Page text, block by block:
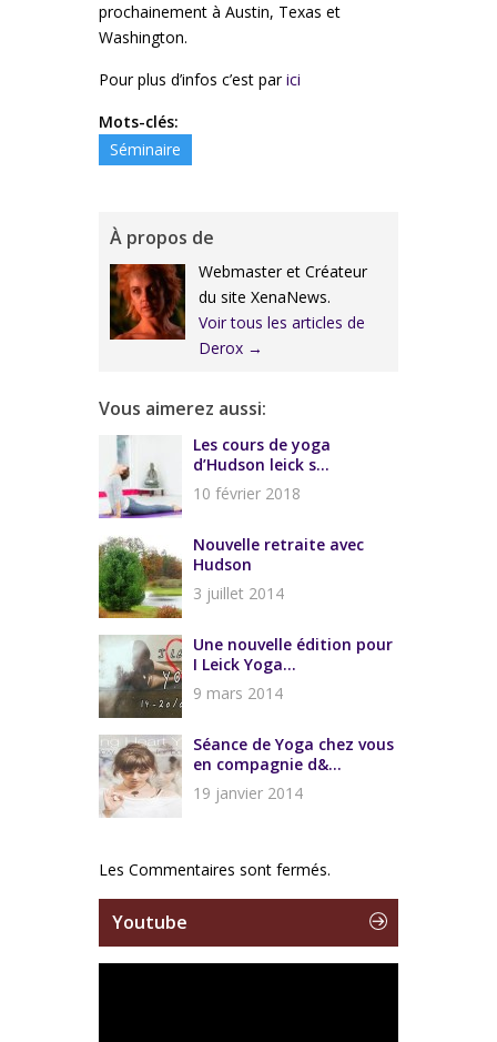
prochainement à Austin, Texas et
Washington.
Pour plus d’infos c’est parici
Mots-clés:
Séminaire
À propos de
Webmaster et Créateur
du site XenaNews.
Voir tous les articles de
Derox →
Vous aimerez aussi:
Les cours de yoga
d’Hudson leick s...
10 février 2018
Nouvelle retraite avec
Hudson
3 juillet 2014
Une nouvelle édition pour
I Leick Yoga...
9 mars 2014
Séance de Yoga chez vous
en compagnie d&...
19 janvier 2014
Les Commentaires sont fermés.
Youtube